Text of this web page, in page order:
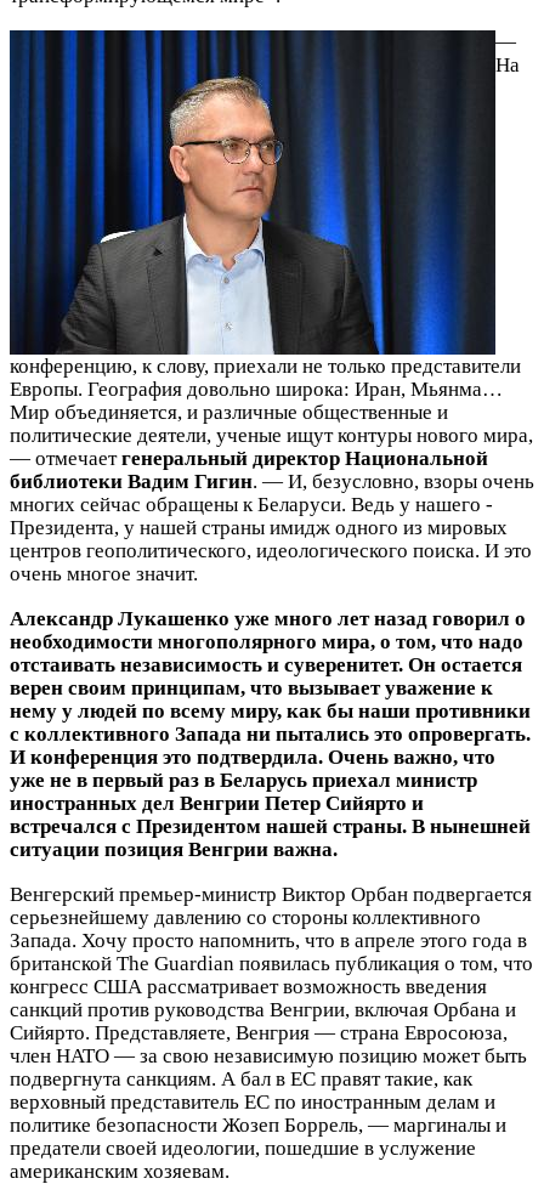
—
На
конференцию, к слову, приехали не только представители
Европы. География довольно широка: Иран, Мьянма…
Мир объединяется, и различные общественные и
политические деятели, ученые ищут контуры нового мира,
— отмечаетгенеральный директор Национальной
библиотеки Вадим Гигин. — И, безусловно, взоры очень
многих сейчас обращены к Беларуси. Ведь у нашего ­
Президента, у нашей страны имидж одного из мировых
центров геополитического, идеологического поиска. И это
очень многое значит.
Александр ­Лукашенко уже много лет назад говорил о
необходимости многополярного мира, о том, что надо
отстаивать независимость и суверенитет. Он остается
верен своим принципам, что вызывает уважение к
нему у людей по всему миру, как бы наши противники
с коллективного Запада ни пытались это опровергать.
И конференция это подтвердила. Очень важно, что
уже не в первый раз в Беларусь приехал министр
иностранных дел Венгрии Петер Сийярто и
встречался с ­Президентом нашей страны. В нынешней
ситуации позиция Венгрии важна.
Венгерский премьер‑министр Виктор Орбан подвергается
серьезнейшему давлению со стороны коллективного
Запада. Хочу просто напомнить, что в апреле этого года в
британской The Guardian появилась публикация о том, что
конгресс США рассматривает возможность введения
санкций против руководства Венгрии, включая Орбана и
Сийярто. Представляете, Венгрия — страна Евросоюза,
член НАТО — за свою независимую позицию может быть
подвергнута санкциям. А бал в ЕС правят такие, как
верховный представитель ЕС по иностранным делам и
политике безопасности Жозеп Боррель, — маргиналы и
предатели своей идеологии, пошедшие в услужение
американским хозяевам.